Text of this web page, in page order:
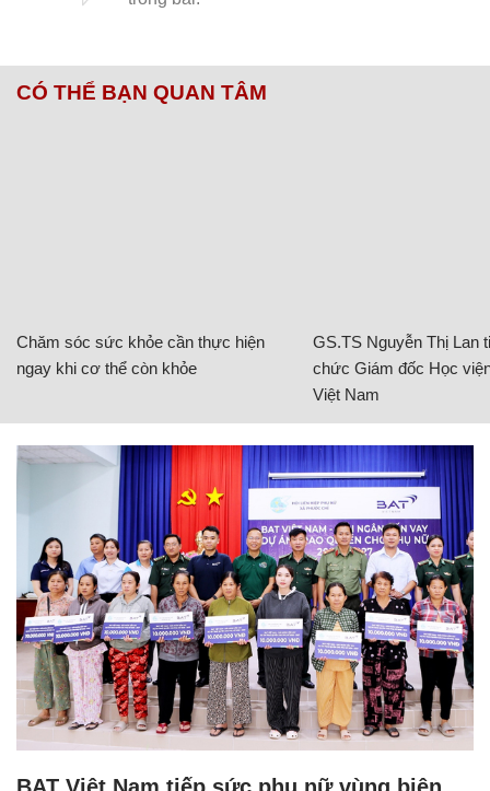
CÓ THỂ BẠN QUAN TÂM
Chăm sóc sức khỏe cần thực hiện
ngay khi cơ thể còn khỏe
GS.TS Nguyễn Thị Lan
chức Giám đốc Học
Việt Nam